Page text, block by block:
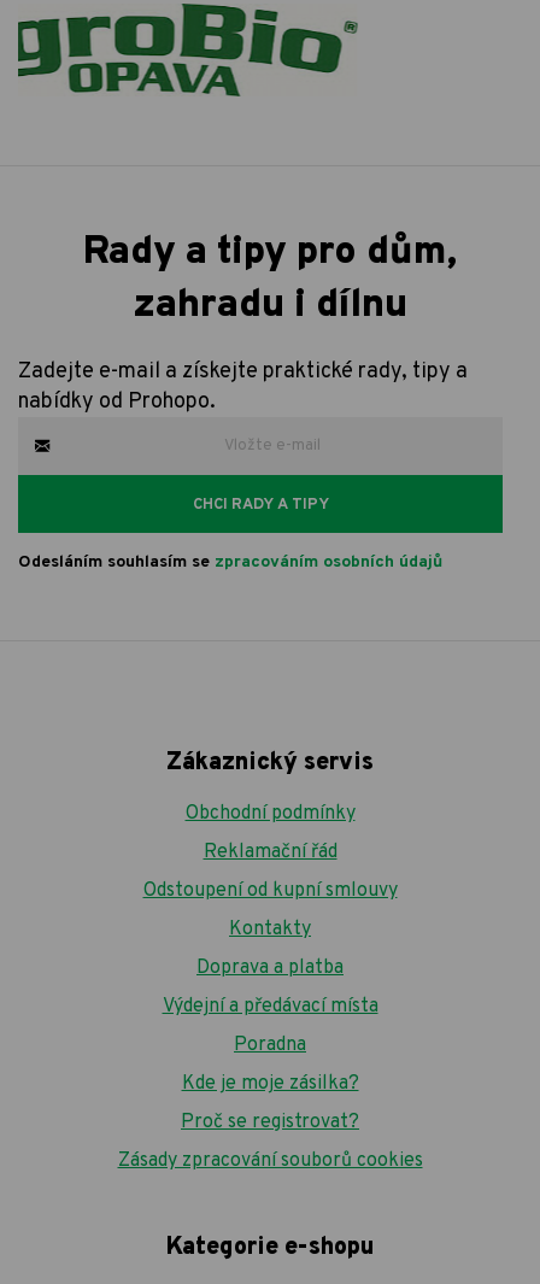
Rady a tipy pro dům,
zahradu i dílnu
Zadejte e-mail a získejte praktické rady, tipy a
nabídky od Prohopo.
CHCI RADY A TIPY
Odesláním souhlasím se zpracováním osobních údajů
Zákaznický servis
Obchodní podmínky
Reklamační řád
Odstoupení od kupní smlouvy
Kontakty
Doprava a platba
Výdejní a předávací místa
Poradna
Kde je moje zásilka?
Proč se registrovat?
Zásady zpracování souborů cookies
Kategorie e-shopu